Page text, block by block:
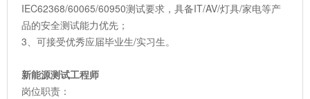
IEC62368/60065/60950测试要求，具备IT/AV/灯具/家电等产
品的安全测试能力优先；
3、可接受优秀应届毕业生/实习生。
新能源测试工程师
岗位职责：